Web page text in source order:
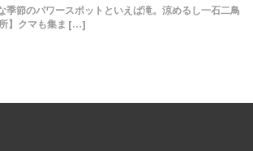
季節のパワースポットといえば滝。涼めるし一石二鳥
】クマも集ま […]